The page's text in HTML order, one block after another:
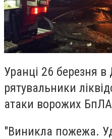
Уранці 26 березня
рятувальники
атаки ворожих
"Виникла пожежа.